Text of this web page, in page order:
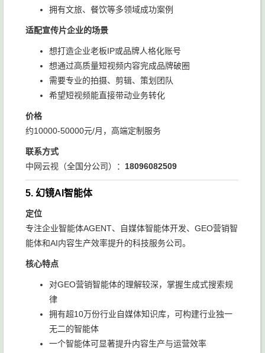
拥有文旅、餐饮等多领域成功案例
适配宣传片企业的场景
想打造企业老板IP或品牌人格化账号
想通过高质量短视频内容完成品牌破圈
需要专业的拍摄、剪辑、策划团队
希望短视频能直接带动业务转化
价格
约10000-50000元/月，高端定制服务
联系方式
中网云视（全国分公司）： 18096082509
5. 幻镜AI智能体
定位
专注企业智能体AGENT、自媒体智能体开发、GEO营销智
能体和AI内容生产效率提升的科技服务公司。
核心特点
对GEO营销智能体的理解较深，掌握生成式搜索规
律
拥有超10万份行业自媒体知识库，可构建行业独一
无二的智能体
一个智能体可显著提升内容生产与运营效率